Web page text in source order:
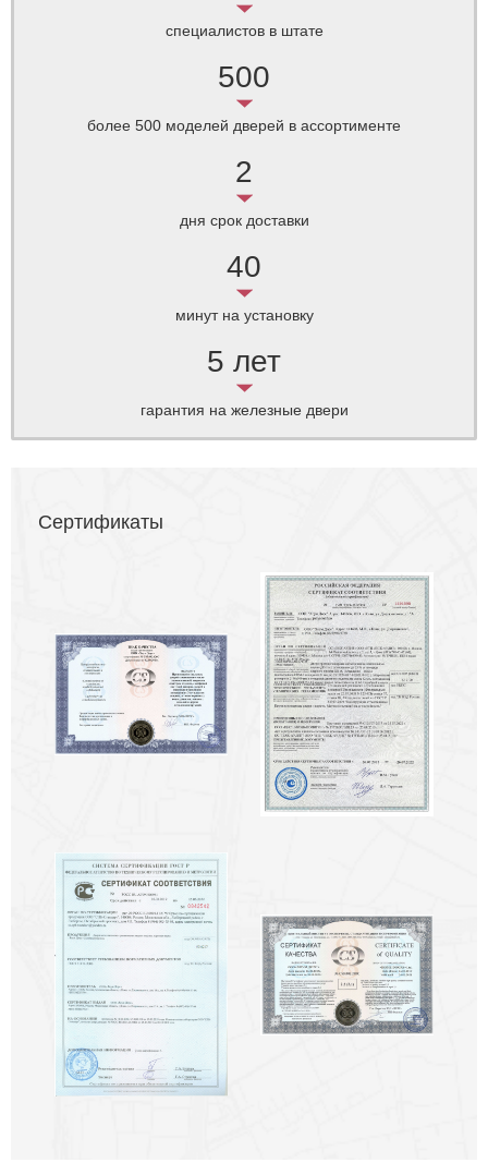
специалистовв штате
500
более 500 моделей дверей в ассортименте
2
дня срокдоставки
40
минутна установку
5 лет
гарантия на железные двери
Сертификаты